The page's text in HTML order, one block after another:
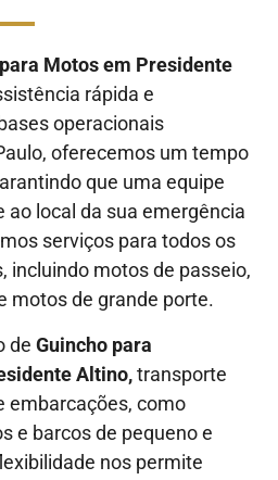
Motos em Presidente
rápida e
operacionais
oferecemos um tempo
que uma equipe
ao local da sua emergência
serviços para todos os
incluindo motos de passeio,
motos de grande porte.
de Guincho para
Altino,transporte
embarcações, como
e barcos de pequeno e
nos permite